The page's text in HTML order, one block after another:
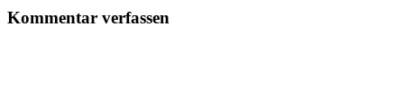
Kommentar verfassen